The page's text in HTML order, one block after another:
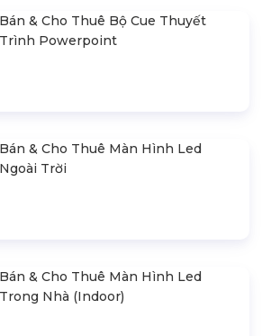
Bán & Cho Thuê Bộ Cue Thuyết
Trình Powerpoint
Bán & Cho Thuê Màn Hình Led
Ngoài Trời
Bán & Cho Thuê Màn Hình Led
Trong Nhà (Indoor)